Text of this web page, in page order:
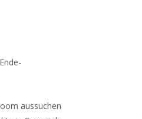
aussuchen